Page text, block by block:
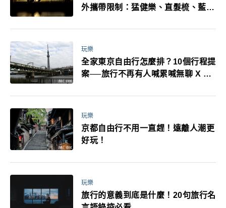
外攜帶限制：猛健樂、直髮梳、藍牙
萬！注意事項一次看！
玩樂
全家東京自由行怎麼排？10個行程提
案──旅行不再有人喊累喊無聊 X 爸
玩樂
京都自由行不用一直趕！遠離人潮更
好玩！
玩樂
旅行的意義到底是什麼！20句旅行名